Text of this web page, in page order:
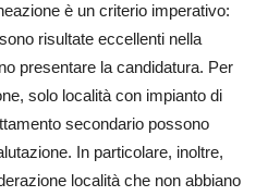
è un criterio imperativo:
risultate eccellenti nella
presentare la candidatura. Per
solo località con impianto di
secondario possono
In particolare, inoltre,
località che non abbiano